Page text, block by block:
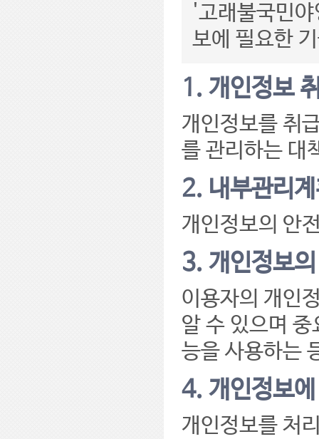
'고래불국민
보에 필요한
1. 개인정보
개인정보를 취
를 관리하는 대
2. 내부관리
개인정보의 안
3. 개인정보
이용자의 개인
알 수 있으며
능을 사용하는
4. 개인정보
개인정보를 처